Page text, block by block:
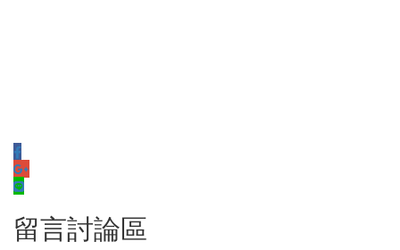
留言討論區